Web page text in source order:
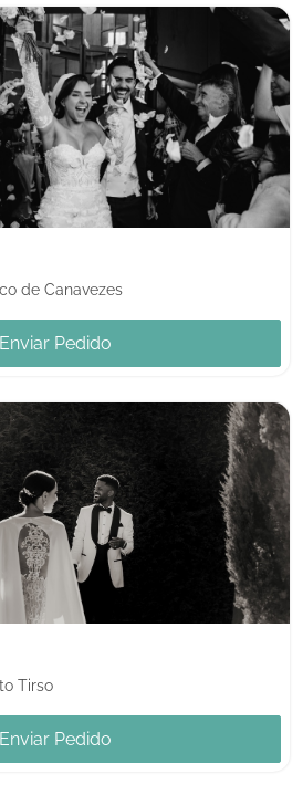
de Canavezes
Enviar Pedido
Tirso
Enviar Pedido